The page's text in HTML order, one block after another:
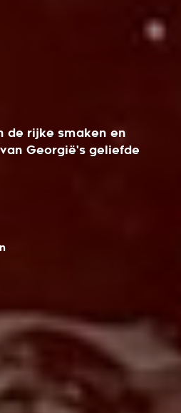
de rijke smaken en
Georgië's geliefde